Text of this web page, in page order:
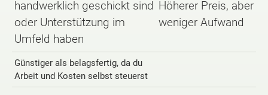
handwerklich geschickt sind
oder Unterstützung im
Umfeld haben
Höherer Preis, aber
weniger Aufwand
Günstiger als belagsfertig, da du
Arbeit und Kosten selbst steuerst